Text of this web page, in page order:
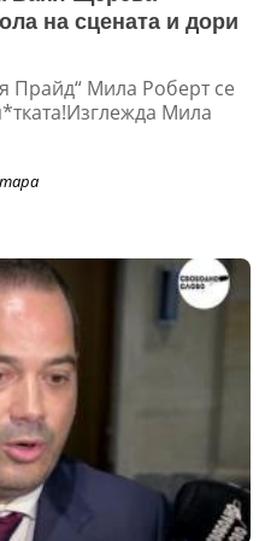
на сцената и дори
Прайд“ Мила Роберт се
Мила